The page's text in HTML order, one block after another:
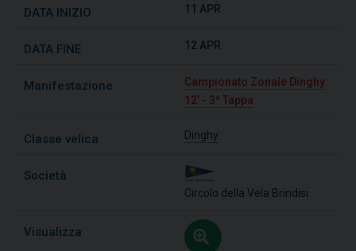
11 APR
12 APR
Campionato Zonale Dinghy
12' - 3^ Tappa
Dinghy
Circolo della Vela Brindisi